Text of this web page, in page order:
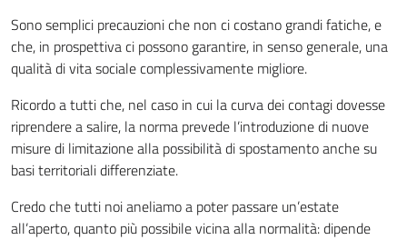
Sono semplici precauzioni che non ci costano grandi fatiche, e
che, in prospettiva ci possono garantire, in senso generale, una
qualità di vita sociale complessivamente migliore.
Ricordo a tutti che, nel caso in cui la curva dei contagi dovesse
riprendere a salire, la norma prevede l’introduzione di nuove
misure di limitazione alla possibilità di spostamento anche su
basi territoriali differenziate.
Credo che tutti noi aneliamo a poter passare un’estate
all’aperto, quanto più possibile vicina alla normalità: dipende